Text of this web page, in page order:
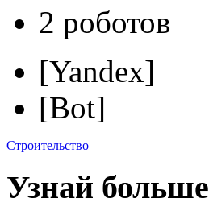
2 роботов
[Yandex]
[Bot]
Строительство
Узнай больше